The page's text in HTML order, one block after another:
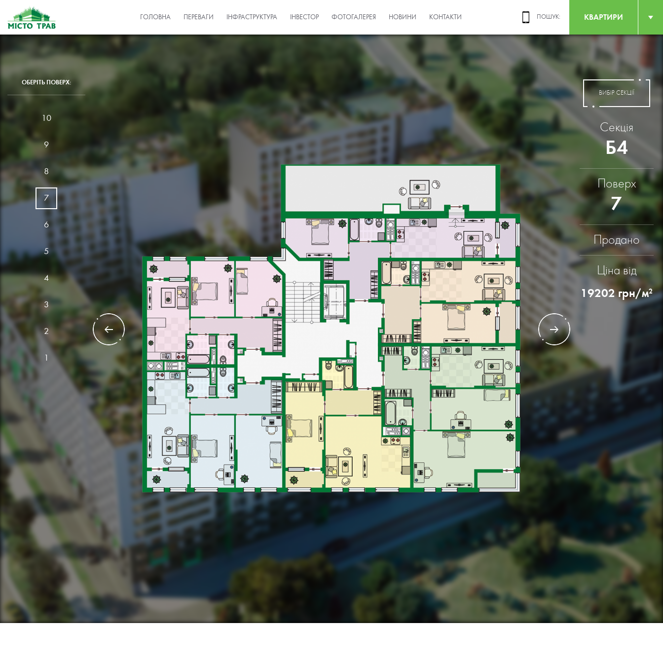
ГОЛОВНА ПЕРЕВАГИ ІНФРАСТРУКТУРА ІНВЕСТОР ФОТОГАЛЕРЕЯ НОВИНИ КОНТАКТИ ПОШУК: КВАРТИРИ
ВИБІР СЕКЦІЇ
Секція
Б4
Поверх
7
Продано
Ціна від
19202грн/м2
ОБЕРІТЬ ПОВЕРХ:
10
9
8
7
6
5
4
3
2
1
Квартира
№1 кімнат: 1
ЖИТЛОВА ПЛОЩА -13.23 М2
Квартира
№2 кімнат: 1
ЗАГАЛЬНА ПЛОЩА - 56.65 М2
ЖИТЛОВА ПЛОЩА -17.39 М2
Квартира
№3 кімнат: 2
ЗАГАЛЬНА ПЛОЩА -87.97 М2
ЖИТЛОВА ПЛОЩА -47.28 М2
№4 кімнат: 1
ЗАГАЛЬНА ПЛОЩА - 64.39 М2
ЖИТЛОВА ПЛОЩА - 18.27 М2
ЗАГАЛЬНА ПЛОЩА - 81.11 М2
ЖИТЛОВА ПЛОЩА - 36.32 М2
Квартира
№6 кімнат: 2
ЗАГАЛЬНА ПЛОЩА -
ЖИТЛОВА ПЛОЩА -27.53 М2